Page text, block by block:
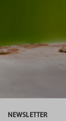
NEWSLETTER